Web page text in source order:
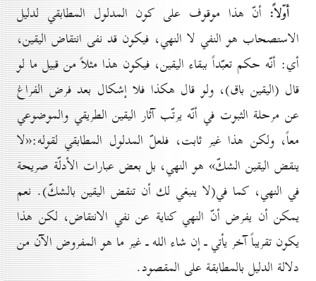
أوّلاً: أنّ هذا موقوف على كون المدلول المطابقي لدليل
الاستصحاب هو النفي لا النهي، فيكون قد نفى انتقاض اليقين،
أي: أنّه حكم تعبّداً ببقاء اليقين، فيكون هذا مثلاً من قبيل ما لو
قال (اليقين باق)، ولو قال هكذا فلا إشكال بعد فرض الفراغ
عن مرحلة الثبوت في أنّه يرتّب آثار اليقين الطريقي والموضوعي
معاً، ولكن هذا غير ثابت، فلعلّ المدلول المطابقي لقوله:«لا
ينقض اليقين الشكّ» هو النهي، بل بعض عبارات الأدلّة صريحة
في النهي، كما في(لا ينبغي لك أن تنقض اليقين بالشكّ). نعم
يمكن أن يفرض أنّ النهي كناية عن نفي الانتقاض، لكن هذا
يكون تقريباً آخر يأتي ـ إن شاء الله ـ غير ما هو المفروض الآن من
دلالة الدليل بالمطابقة على المقصود.